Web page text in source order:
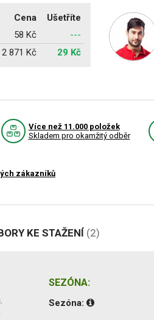
Cena
Ušetříte
58 Kč
---
2 871 Kč 29 Kč
Více než 11.000 položek
Skladem pro okamžitý odběr
zákazníků
KE STAŽENÍ (2)
SEZÓNA:
Sezóna: